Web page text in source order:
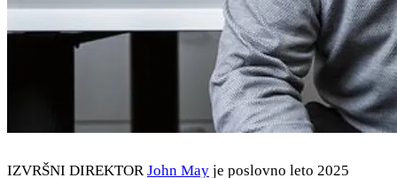
IZVRŠNI DIREKTORJohn May je poslovno leto 2025